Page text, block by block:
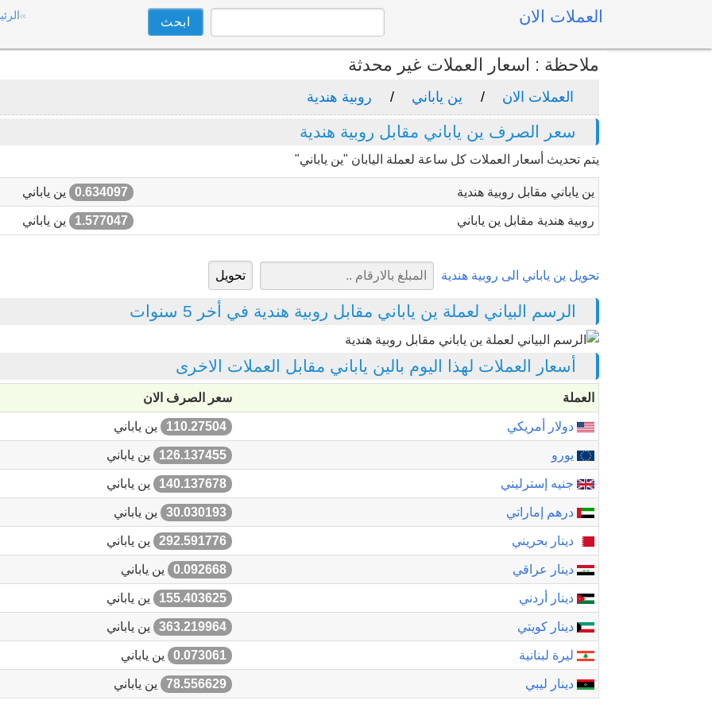
العملات الان
ملاحظة : اسعار العملات غير محدثة
العملات الان ين ياباني روبية هندية
سعر الصرف ين ياباني مقابل روبية هندية
يتم تحديث أسعار العملات كل ساعة لعملة اليابان "ين ياباني"
ين ياباني مقابل روبية هندية 0.634097 ين ياباني
روبية هندية مقابل ين ياباني 1.577047 ين ياباني
تحويل ين ياباني الى روبية هندية
الرسم البياني لعملة ين ياباني مقابل روبية هندية في أخر 5 سنوات
أسعار العملات لهذا اليوم بالين ياباني مقابل العملات الاخرى
العملة سعر الصرف الان
دولار أمريكي 110.27504 ين ياباني
يورو 126.137455 ين ياباني
جنيه إسترليني 140.137678 ين ياباني
درهم إماراتي 30.030193 ين ياباني
دينار بحريني 292.591776 ين ياباني
دينار عراقي 0.092668 ين ياباني
دينار أردني 155.403625 ين ياباني
دينار كويتي 363.219964 ين ياباني
ليرة لبنانية 0.073061 ين ياباني
دينار ليبي 78.556629 ين ياباني